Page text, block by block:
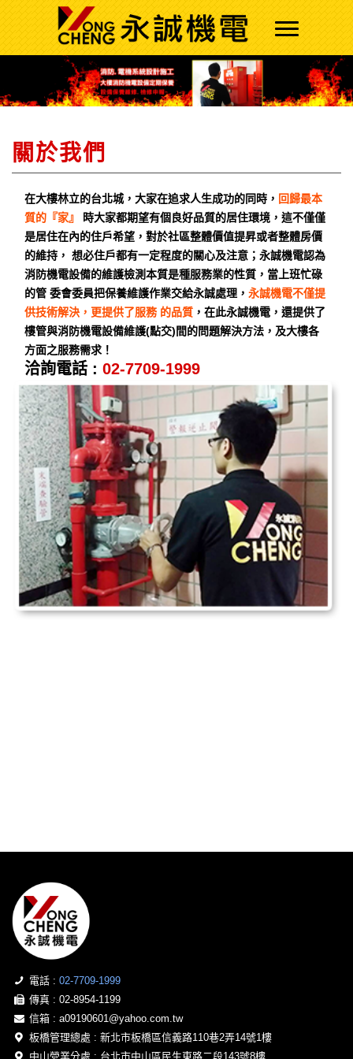
關於我們
在大樓林立的台北城，大家在追求人生成功的同時， 回歸最本
質的『家』
時大家都期望有個良好品質的居住環境，這不僅僅
是居住在內的住戶希望，對於社區整體價值提昇或者整體房價
的維持， 想必住戶都有一定程度的關心及注意；永誠機電認為
消防機電設備的維護檢測本質是種服務業的性質，當上班忙碌
的管 委會委員把保養維護作業交給永誠處理， 永誠機電不僅提
供技術解決，更提供了服務 的品質 ，在此永誠機電，還提供了
樓管與消防機電設備維護(點交)間的問題解決方法，及大樓各
方面之服務需求！
洽詢電話 : 02-7709-1999
電話 :02-7709-1999
傳真 : 02-8954-1199
信箱 :a09190601@yahoo.com.tw
板橋管理總處 : 新北市板橋區信義路110巷2弄14號1樓
中山營業分處 : 台北市中山區民生東路二段143號8樓